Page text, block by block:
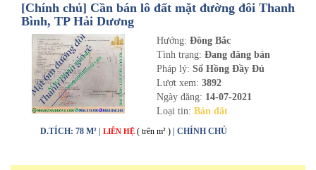
[Chính chủ] Cần bán lô đất mặt đường đôi Thanh
Bình, TP Hải Dương
Hướng: Đông Bắc
Tình trạng: Đang đăng bán
Pháp lý: Sổ Hồng Đầy Đủ
Lượt xem: 3892
Ngày đăng: 14-07-2021
Loại tin: Bán đất
D.TÍCH: 78 M² | LIÊN HỆ ( trên m² ) | CHÍNH CHỦ